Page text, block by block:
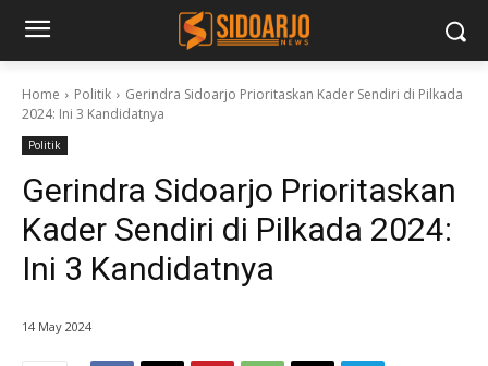
Home Politik
Gerindra Sidoarjo Prioritaskan Kader Sendiri di Pilkada
2024: Ini 3 Kandidatnya
Politik
Gerindra Sidoarjo Prioritaskan
Kader Sendiri di Pilkada 2024:
Ini 3 Kandidatnya
14 May 2024